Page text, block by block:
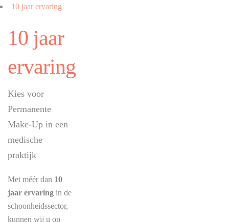
10 jaar ervaring
10 jaar
ervaring
Kies voor
Permanente
Make-Up in een
medische
praktijk
Met méér dan 10
jaar ervaring in de
schoonheidssector,
kunnen wij u op